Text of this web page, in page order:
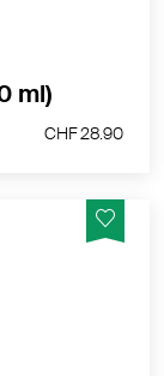
ml)
CHF 28.90